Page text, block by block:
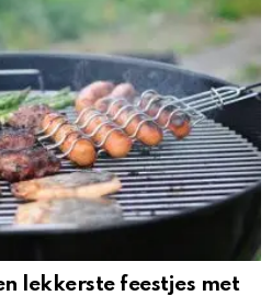
lekkerste feestjes met